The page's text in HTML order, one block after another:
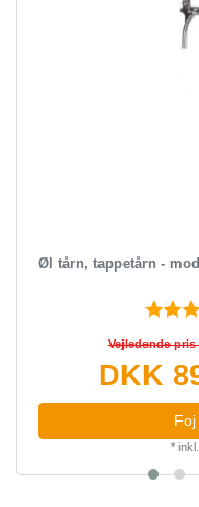
Øl tårn, tappetårn -
Vejledende pris
DKK
*